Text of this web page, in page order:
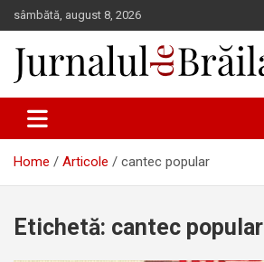
Skip
to
content
sâmbătă, august 8, 2026
Jurnalul de Brăila
Home Articole cantec popular
Etichetă: cantec popular